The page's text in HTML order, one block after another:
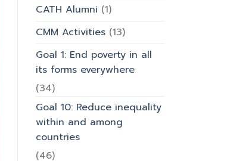
CATH Alumni (1)
CMM Activities(13)
Goal 1: End poverty in all
its forms everywhere
(34)
Goal 10: Reduce inequality
within and among
countries
(46)